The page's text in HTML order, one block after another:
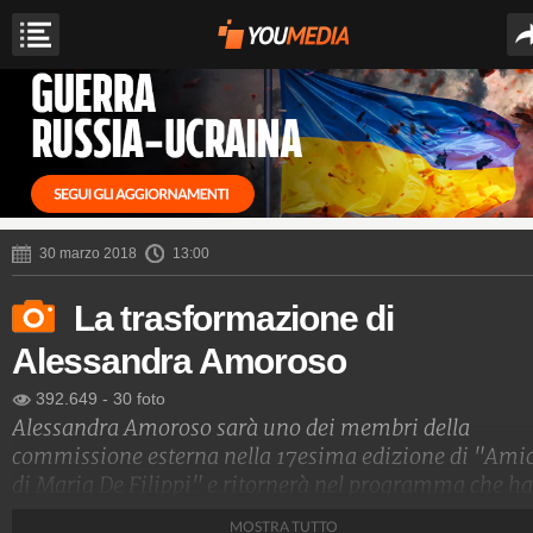
30 marzo 2018 13:00
La trasformazione di
Alessandra Amoroso
392.649 - 30 foto
Alessandra Amoroso sarà uno dei membri della
commissione esterna nella 17esima edizione di
di Maria De Filippi" e ritornerà nel programma che ha
MOSTRA TUTTO